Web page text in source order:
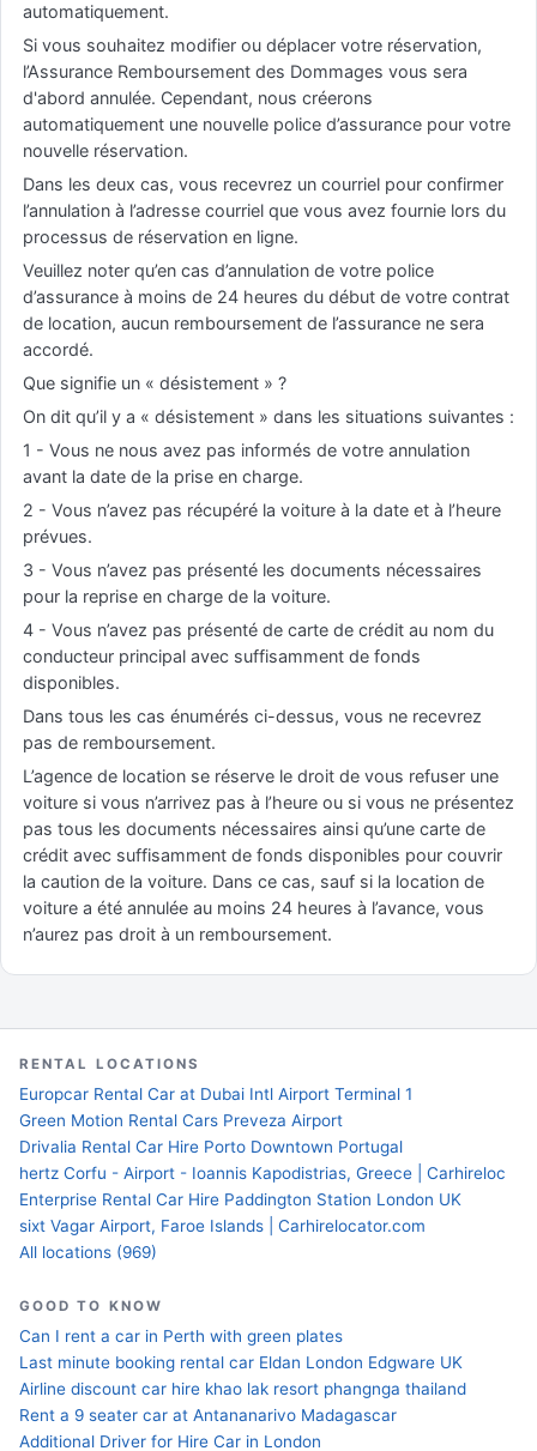
automatiquement.
Si vous souhaitez modifier ou déplacer votre réservation,
l’Assurance Remboursement des Dommages vous sera
d'abord annulée. Cependant, nous créerons
automatiquement une nouvelle police d’assurance pour votre
nouvelle réservation.
Dans les deux cas, vous recevrez un courriel pour confirmer
l’annulation à l’adresse courriel que vous avez fournie lors du
processus de réservation en ligne.
Veuillez noter qu’en cas d’annulation de votre police
d’assurance à moins de 24 heures du début de votre contrat
de location, aucun remboursement de l’assurance ne sera
accordé.
Que signifie un « désistement » ?
On dit qu’il y a « désistement » dans les situations suivantes :
1 - Vous ne nous avez pas informés de votre annulation
avant la date de la prise en charge.
2 - Vous n’avez pas récupéré la voiture à la date et à l’heure
prévues.
3 - Vous n’avez pas présenté les documents nécessaires
pour la reprise en charge de la voiture.
4 - Vous n’avez pas présenté de carte de crédit au nom du
conducteur principal avec suffisamment de fonds
disponibles.
Dans tous les cas énumérés ci-dessus, vous ne recevrez
pas de remboursement.
L’agence de location se réserve le droit de vous refuser une
voiture si vous n’arrivez pas à l’heure ou si vous ne présentez
pas tous les documents nécessaires ainsi qu’une carte de
crédit avec suffisamment de fonds disponibles pour couvrir
la caution de la voiture. Dans ce cas, sauf si la location de
voiture a été annulée au moins 24 heures à l’avance, vous
n’aurez pas droit à un remboursement.
RENTAL LOCATIONS
Europcar Rental Car at Dubai Intl Airport Terminal 1
Green Motion Rental Cars Preveza Airport
Drivalia Rental Car Hire Porto Downtown Portugal
hertz Corfu - Airport - Ioannis Kapodistrias, Greece | Carhireloc
Enterprise Rental Car Hire Paddington Station London UK
sixt Vagar Airport, Faroe Islands | Carhirelocator.com
All locations (969)
GOOD TO KNOW
Can I rent a car in Perth with green plates
Last minute booking rental car Eldan London Edgware UK
Airline discount car hire khao lak resort phangnga thailand
Rent a 9 seater car at Antananarivo Madagascar
Additional Driver for Hire Car in London